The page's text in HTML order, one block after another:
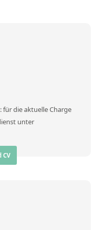
für die aktuelle Charge
unter
CV